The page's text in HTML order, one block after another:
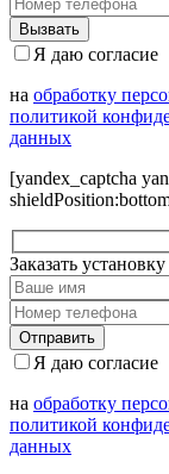
Я даю согласие
на обработку
политикой
данных
[yandex_captcha
Заказать установку
Я даю согласие
на обработку
политикой
данных